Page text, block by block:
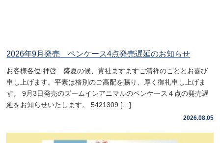
2026年9月発売 ペンケース4点発売遅延のお知らせ
お客様各位 拝啓 盛夏の候、貴社ますますご清祥のこととお喜び
申し上げます。平素は格別のご高配を賜り、厚く御礼申し上げま
す。 9月3日発売のズームインアニマルのペンケース４点の発売遅
延をお知らせいたします。 5421309 […]
2026.08.05